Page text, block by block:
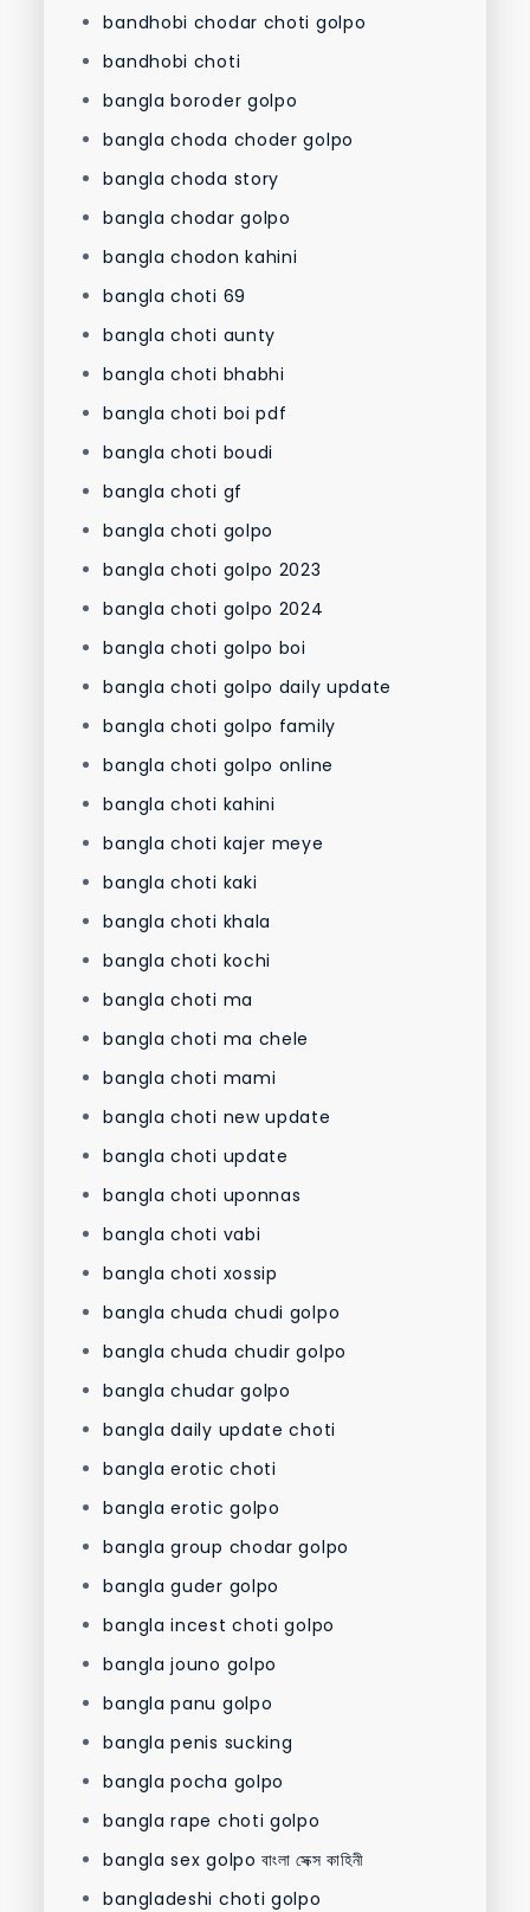
bandhobi chodar choti golpo
bandhobi choti
bangla boroder golpo
bangla choda choder golpo
bangla choda story
bangla chodar golpo
bangla chodon kahini
bangla choti 69
bangla choti aunty
bangla choti bhabhi
bangla choti boi pdf
bangla choti boudi
bangla choti gf
bangla choti golpo
bangla choti golpo 2023
bangla choti golpo 2024
bangla choti golpo boi
bangla choti golpo daily update
bangla choti golpo family
bangla choti golpo online
bangla choti kahini
bangla choti kajer meye
bangla choti kaki
bangla choti khala
bangla choti kochi
bangla choti ma
bangla choti ma chele
bangla choti mami
bangla choti new update
bangla choti update
bangla choti uponnas
bangla choti vabi
bangla choti xossip
bangla chuda chudi golpo
bangla chuda chudir golpo
bangla chudar golpo
bangla daily update choti
bangla erotic choti
bangla erotic golpo
bangla group chodar golpo
bangla guder golpo
bangla incest choti golpo
bangla jouno golpo
bangla panu golpo
bangla penis sucking
bangla pocha golpo
bangla rape choti golpo
bangla sex golpo বাংলা সেক্স কাহিনী
bangladeshi choti golpo